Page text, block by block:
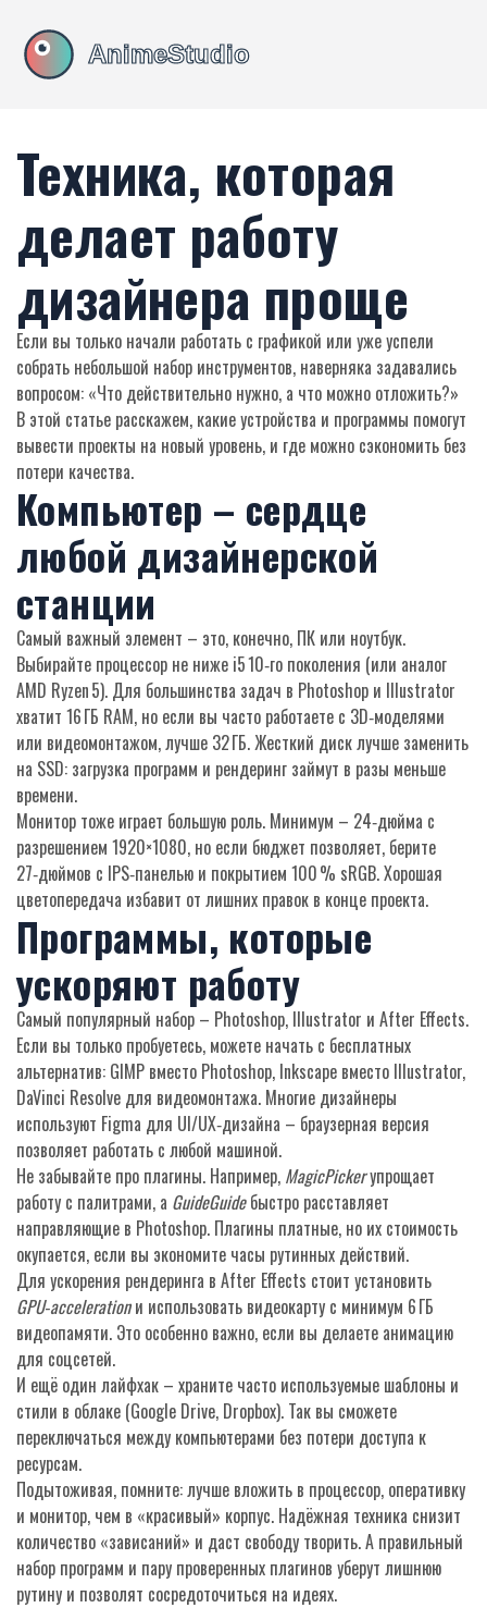
Техника, которая
делает работу
дизайнера проще
Если вы только начали работать с графикой или уже успели
собрать небольшой набор инструментов, наверняка задавались
вопросом: «Что действительно нужно, а что можно отложить?»
В этой статье расскажем, какие устройства и программы помогут
вывести проекты на новый уровень, и где можно сэкономить без
потери качества.
Компьютер – сердце
любой дизайнерской
станции
Самый важный элемент – это, конечно, ПК или ноутбук.
Выбирайте процессор не ниже i5 10‑го поколения (или аналог
AMD Ryzen 5). Для большинства задач в Photoshop и Illustrator
хватит 16 ГБ RAM, но если вы часто работаете с 3D‑моделями
или видеомонтажом, лучше 32 ГБ. Жесткий диск лучше заменить
на SSD: загрузка программ и рендеринг займут в разы меньше
времени.
Монитор тоже играет большую роль. Минимум – 24‑дюйма с
разрешением 1920×1080, но если бюджет позволяет, берите
27‑дюймов с IPS‑панелью и покрытием 100 % sRGB. Хорошая
цветопередача избавит от лишних правок в конце проекта.
Программы, которые
ускоряют работу
Самый популярный набор – Photoshop, Illustrator и After Effects.
Если вы только пробуетесь, можете начать с бесплатных
альтернатив: GIMP вместо Photoshop, Inkscape вместо Illustrator,
DaVinci Resolve для видеомонтажа. Многие дизайнеры
используют Figma для UI/UX‑дизайна – браузерная версия
позволяет работать с любой машиной.
Не забывайте про плагины. Например, MagicPickerупрощает
работу с палитрами, а GuideGuideбыстро расставляет
направляющие в Photoshop. Плагины платные, но их стоимость
окупается, если вы экономите часы рутинных действий.
Для ускорения рендеринга в After Effects стоит установить
GPU‑accelerationи использовать видеокарту с минимум 6 ГБ
видеопамяти. Это особенно важно, если вы делаете анимацию
для соцсетей.
И ещё один лайфхак – храните часто используемые шаблоны и
стили в облаке (Google Drive, Dropbox). Так вы сможете
переключаться между компьютерами без потери доступа к
ресурсам.
Подытоживая, помните: лучше вложить в процессор, оперативку
и монитор, чем в «красивый» корпус. Надёжная техника снизит
количество «зависаний» и даст свободу творить. А правильный
набор программ и пару проверенных плагинов уберут лишнюю
рутину и позволят сосредоточиться на идеях.